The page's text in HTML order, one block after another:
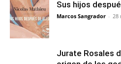
Sus hijos
Marcos Sangrador - 28
Jurate Rosales